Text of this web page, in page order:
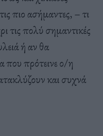
πιο ασήμαντες, – τι
τις πολύ σημαντικές
ή αν θα
που πρότεινε ο/η
και συχνά